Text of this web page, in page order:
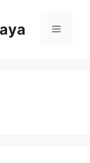
Menu